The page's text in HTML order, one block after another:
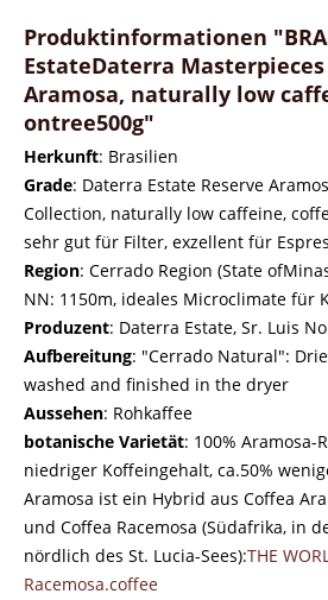
Produktinformationen
EstateDaterra
Aramosa, naturally low
ontree500g"
Herkunft: Brasilien
Grade: Daterra Estate Reserve
Collection, naturally low caffeine,
sehr gut für Filter, exzellent für
Region: Cerrado Region (State
NN: 1150m, ideales Microclimate für
Produzent: Daterra Estate, Sr. Luis
Aufbereitung: "Cerrado Natural":
washed and finished in the dryer
Aussehen: Rohkaffee
botanische Varietät: 100% Aramosa-
niedriger Koffeingehalt, ca.50%
Aramosa ist ein Hybrid aus Coffea
und Coffea Racemosa (Südafrika, in
nördlich des St. Lucia-Sees):THE
Racemosa.coffee